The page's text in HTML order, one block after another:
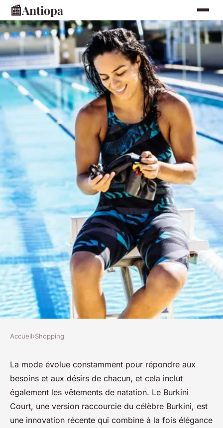
📰Antiopa
SHOPPING
Découvrez l'élégance du
Burkini Court pour vos
séances de natation
josèphe•25 mars 2024•3 min de lecture
Accueil›Shopping
La mode évolue constamment pour répondre aux
besoins et aux désirs de chacun, et cela inclut
également les vêtements de natation. Le Burkini
Court, une version raccourcie du célèbre Burkini, est
une innovation récente qui combine à la fois élégance